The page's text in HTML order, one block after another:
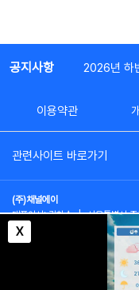
X
공지사항 2026년 하
이용약관
관련사이트 바로가기
(주)채널에이
대표이사: 김차수 | 서울특별시
부가통신사업신고: 022357호 |
대표전화: (02)2020-3114
시
통신판매업신고: 제2012-서울종
COPYRIGHT(c) SINCE 2023,